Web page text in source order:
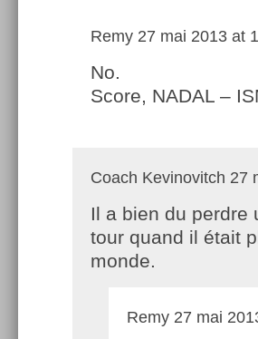
Remy 27 mai 2013 at
No.
Score, NADAL –
Coach Kevinovitch 27
Il a bien du perdre
tour quand il était
monde.
Remy 27 mai